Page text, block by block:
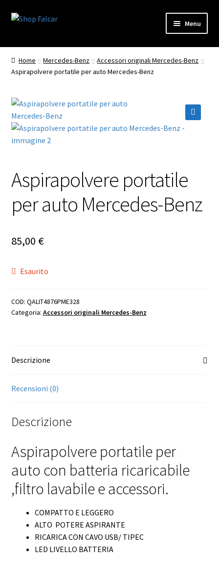
Vai
Vai
Menu
Home Mercedes-Benz
Accessori originali Mercedes-Benz
Aspirapolvere portatile per auto Mercedes-Benz
Aspirapolvere portatile
per auto Mercedes-Benz
85,00 €
Esaurito
COD: QALIT4876PME328
Categoria: Accessori originali Mercedes-Benz
Descrizione
Recensioni (0)
Descrizione
Aspirapolvere portatile per
auto con batteria ricaricabile
,filtro lavabile e accessori.
COMPATTO E LEGGERO
ALTO POTERE ASPIRANTE
RICARICA CON CAVO USB/ TIPEC
LED LIVELLO BATTERIA